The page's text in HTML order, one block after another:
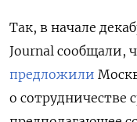
Так, в начале
Journal сообщали,
предложили
о сотрудничестве